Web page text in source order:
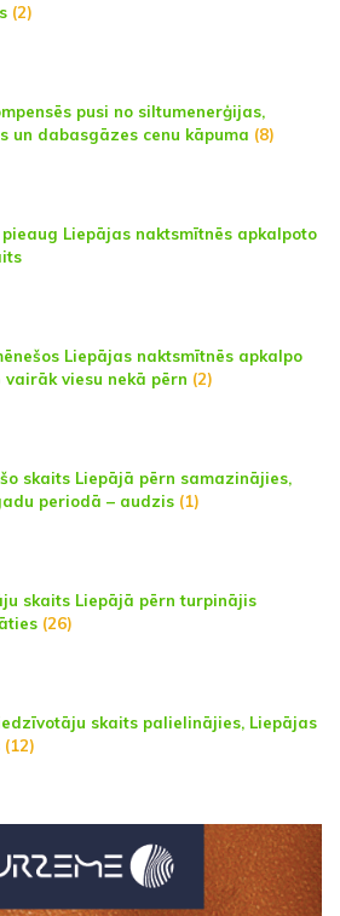
(2)
pusi no siltumenerģijas,
un dabasgāzes cenu kāpuma (8)
Liepājas naktsmītnēs apkalpoto
Liepājas naktsmītnēs apkalpo
vairāk viesu nekā pērn (2)
skaits Liepājā pērn samazinājies,
periodā – audzis (1)
skaits Liepājā pērn turpinājis
(26)
skaits palielinājies, Liepājas
(12)